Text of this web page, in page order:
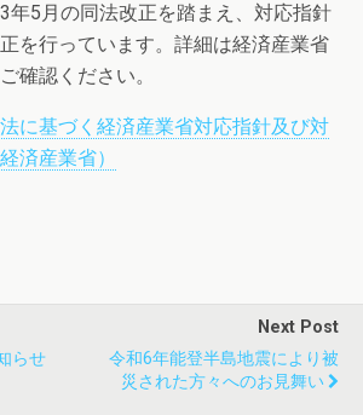
年5月の同法改正を踏まえ、対応指針
を行っています。詳細は経済産業省
確認ください。
に基づく経済産業省対応指針及び対
済産業省）
らせ
Next Post
令和6年能登半島地震により被
災された方々へのお見舞い